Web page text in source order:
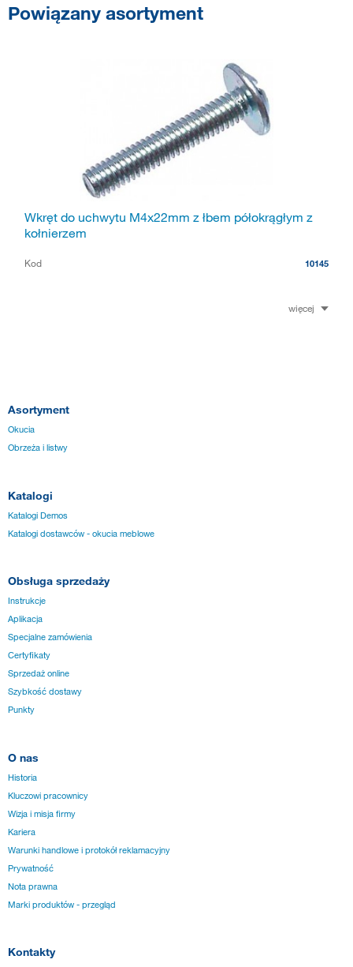
Powiązany asortyment
Wkręt do uchwytu M4x22mm z łbem półokrągłym z
kołnierzem
Kod 10145
więcej
Asortyment
Okucia
Obrzeża i listwy
Katalogi
Katalogi Demos
Katalogi dostawców - okucia meblowe
Obsługa sprzedaży
Instrukcje
Aplikacja
Specjalne zamówienia
Certyfikaty
Sprzedaż online
Szybkość dostawy
Punkty
O nas
Historia
Kluczowi pracownicy
Wizja i misja firmy
Kariera
Warunki handlowe i protokół reklamacyjny
Prywatność
Nota prawna
Marki produktów - przegląd
Kontakty